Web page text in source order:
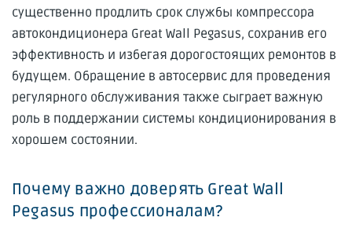
существенно продлить срок службы компрессора
автокондиционера Great Wall Pegasus, сохранив его
эффективность и избегая дорогостоящих ремонтов в
будущем. Обращение в автосервис для проведения
регулярного обслуживания также сыграет важную
роль в поддержании системы кондиционирования в
хорошем состоянии.
Почему важно доверять Great Wall
Pegasus профессионалам?